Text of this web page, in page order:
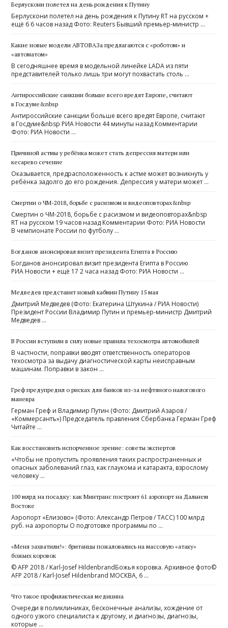
Берлускони полетел на день рождения к Путину
Берлускони полетел на день рождения к Путину RT на русском +
ещё 6 6 часов назад Фото: Reuters Бывший премьер-министр …
Какие новые модели АВТОВАЗа предлагаются с «роботом» и
«автоматом»
В сегодняшнее время в модельной линейке LADA из пяти
представителей только лишь три могут похвастать столь …
Антироссийские санкции больше всего вредят Европе, считают
в Госдуме&nbsp
Антироссийские санкции больше всего вредят Европе, считают
в Госдуме&nbsp РИА Новости 44 минуты назад Комментарии
Фото: РИА Новости …
Причиной астмы у ребёнка может стать депрессия матери или
кесарево сечение
Оказывается, предрасположенность к астме может возникнуть у
ребёнка задолго до его рождения. Депрессия у матери может …
Смертин о ЧМ-2018, борьбе с расизмом и видеоповторах&nbsp
Смертин о ЧМ-2018, борьбе с расизмом и видеоповторах&nbsp
RT на русском 19 часов назад Комментарии Фото: РИА Новости
В чемпионате России по футболу …
Богданов анонсировал визит президента Египта в Россию
Богданов анонсировал визит президента Египта в Россию
РИА Новости + ещё 17 2 часа назад Фото: РИА Новости …
Медведев представит новый кабмин Путину 15 мая
Дмитрий Медведев (Фото: Екатерина Штукина / РИА Новости)
Президент России Владимир Путин и премьер-министр Дмитрий
Медведев …
В России вступили в силу новые правила техосмотра автомобилей
В частности, поправки вводят ответственность операторов
техосмотра за выдачу диагностической карты неисправным
машинам. Поправки в закон …
Греф предупредил о рисках для банков из-за нефтяного налогового
маневра
Герман Греф и Владимир Путин (Фото: Дмитрий Азаров /
«Коммерсантъ») ​Председатель правления Сбербанка Герман Греф
Читайте …
Как восстановить испорченное зрение: советы экспертов
«Чтобы не пропустить проявления таких распространенных и
опасных заболеваний глаз, как глаукома и катаракта, взрослому
человеку …
100 млрд на посадку: как Минтранс построит 61 аэропорт на Дальнем
Востоке
Аэропорт «Елизово» (Фото: Александр Петров / ТАСС) 100 млрд
руб. на аэропорты О подготовке программы по …
«Меня захватили!»: британцы пожаловались на массовую «атаку»
божьих коровок
© AFP 2018 / Karl-Josef HildenbrandБожья коровка. Архивное фото©
AFP 2018 / Karl-Josef Hildenbrand МОСКВА, 6 …
Что такое профилактическая медицина
Очереди в поликлиниках, бесконечные анализы, хождение от
одного узкого специалиста к другому, и диагнозы, диагнозы,
которые …